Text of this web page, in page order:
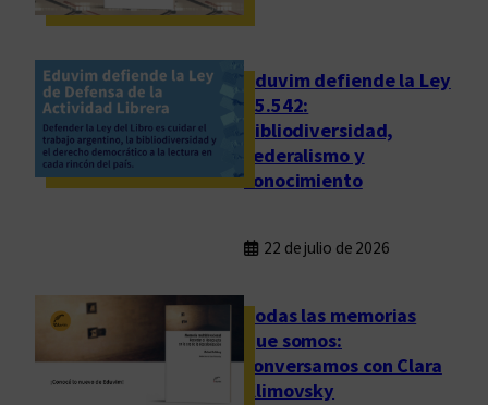
Eduvim defiende la Ley
25.542:
bibliodiversidad,
federalismo y
conocimiento
22 de julio de 2026
Todas las memorias
que somos:
conversamos con Clara
Klimovsky